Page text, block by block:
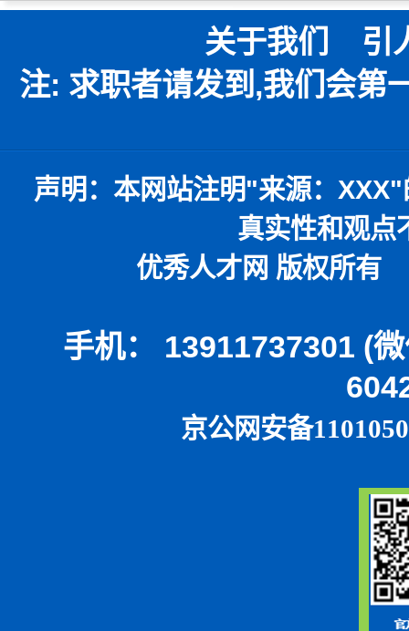
关于我们 引
注: 求职者请发到,我们会第
声明：本网站注明"来源： XXX"
真实性和观点
优秀人才网 版权所有 本网
手机： 13911737301 (
京公网安备